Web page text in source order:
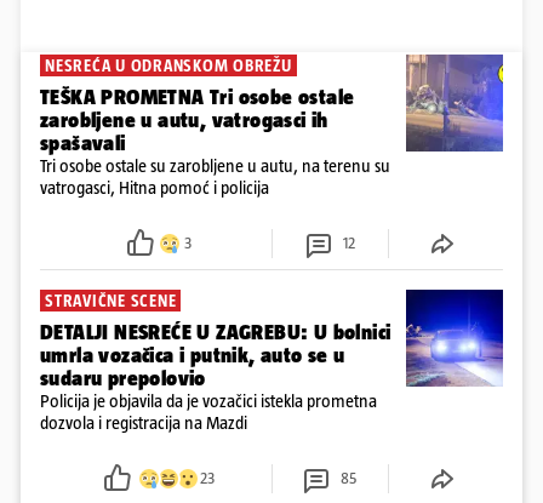
NESREĆA U ODRANSKOM OBREŽU
TEŠKA PROMETNA Tri osobe ostale
zarobljene u autu, vatrogasci ih
spašavali
Tri osobe ostale su zarobljene u autu, na terenu su
vatrogasci, Hitna pomoć i policija
3 12
STRAVIČNE SCENE
DETALJI NESREĆE U ZAGREBU: U bolnici
umrla vozačica i putnik, auto se u
sudaru prepolovio
Policija je objavila da je vozačici istekla prometna
dozvola i registracija na Mazdi
23 85